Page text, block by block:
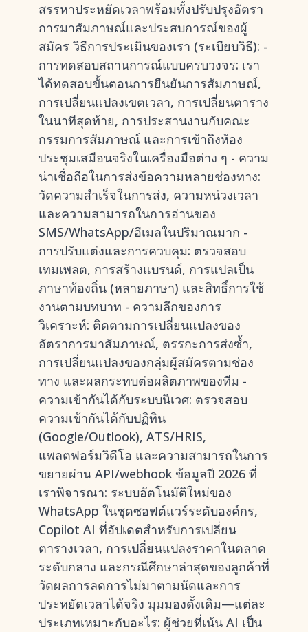
สรรหาประหยัดเวลาพร้อมทั้งปรับปรุงอัตรา
การมาสัมภาษณ์และประสบการณ์ของผู้
สมัคร วิธีการประเมินของเรา (ระเบียบวิธี): -
การทดสอบสถานการณ์แบบครบวงจร: เรา
ได้ทดสอบขั้นตอนการยืนยันการสัมภาษณ์,
การเปลี่ยนแปลงเขตเวลา, การเปลี่ยนตาราง
ในนาทีสุดท้าย, การประสานงานกับคณะ
กรรมการสัมภาษณ์ และการเข้าถึงห้อง
ประชุมเสมือนจริงในเครื่องมือต่าง ๆ - ความ
น่าเชื่อถือในการส่งข้อความหลายช่องทาง:
วัดความสำเร็จในการส่ง, ความหน่วงเวลา
และความสามารถในการอ่านของ
SMS/WhatsApp/อีเมลในปริมาณมาก -
การปรับแต่งและการควบคุม: ตรวจสอบ
เทมเพลต, การสร้างแบรนด์, การแปลเป็น
ภาษาท้องถิ่น (หลายภาษา) และสิทธิ์การใช้
งานตามบทบาท - ความลึกของการ
วิเคราะห์: ติดตามการเปลี่ยนแปลงของ
อัตราการมาสัมภาษณ์, ตรรกะการส่งซ้ำ,
การเปลี่ยนแปลงของกลุ่มผู้สมัครตามช่อง
ทาง และผลกระทบต่อผลิตภาพของทีม -
ความเข้ากันได้กับระบบนิเวศ: ตรวจสอบ
ความเข้ากันได้กับปฏิทิน
(Google/Outlook), ATS/HRIS,
แพลตฟอร์มวิดีโอ และความสามารถในการ
ขยายผ่าน API/webhook ข้อมูลปี 2026 ที่
เราพิจารณา: ระบบอัตโนมัติใหม่ของ
WhatsApp ในชุดซอฟต์แวร์ระดับองค์กร,
Copilot AI ที่อัปเดตสำหรับการเปลี่ยน
ตารางเวลา, การเปลี่ยนแปลงราคาในตลาด
ระดับกลาง และกรณีศึกษาล่าสุดของลูกค้าที่
วัดผลการลดการไม่มาตามนัดและการ
ประหยัดเวลาได้จริง มุมมองดั้งเดิม—แต่ละ
ประเภทเหมาะกับอะไร: ผู้ช่วยที่เน้น AI เป็น